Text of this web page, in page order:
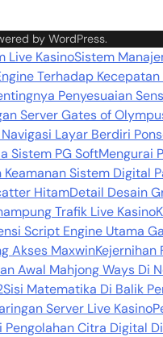
by WordPress.
Live KasinoSistem
Terhadap
Penyesuaian
Server Gates of
Layar Berdiri
Sistem PG SoftMengurai
Sistem Digital
HitamDetail Desain
Trafik Live Kasino
Script Engine Utama
Akses MaxwinKejernihan
Awal Mahjong Ways Di
Sisi Matematika Di Balik
Server Live Kasino
Pengolahan Citra Digital